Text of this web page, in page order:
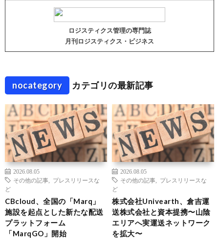
ロジスティクス管理の専門誌
月刊ロジスティクス・ビジネス
nocategory カテゴリの最新記事
2026.08.05
その他の記事
プレスリリースな
ど
CBcloud、全国の「Marq」
施設を起点とした新たな配送
プラットフォーム
「MarqGO」開始
2026.08.05
その他の記事
プレスリリースな
ど
株式会社Univearth、倉吉運
送株式会社と資本提携〜山陰
エリアへ実運送ネットワーク
を拡大〜